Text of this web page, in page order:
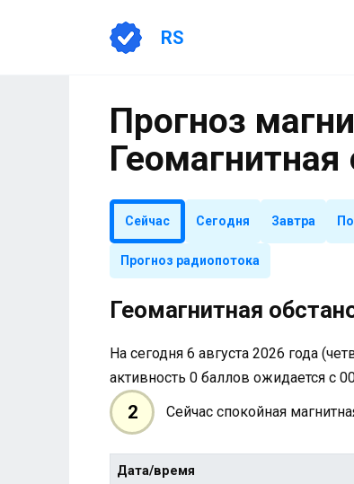
RS
Прогноз
Геомагнитная
Сейчас Сегодня Завтра
Прогноз радиопотока
Геомагнитная
На сегодня 6 августа 2026 года
активность 0 баллов ожидается с
2 Сейчас спокойная
Дата/время